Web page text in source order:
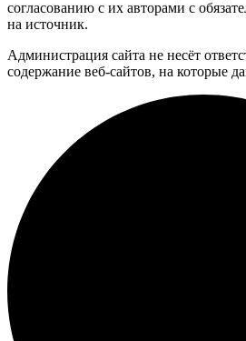
согласованию с их авторами с
на источник.
Администрация сайта не несёт
содержание веб-сайтов, на которые